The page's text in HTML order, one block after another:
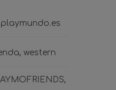
western